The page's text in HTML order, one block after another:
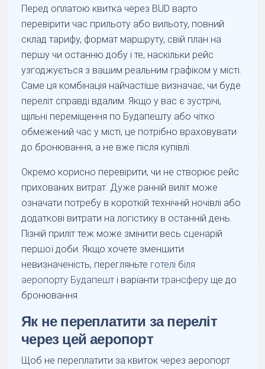
Перед оплатою квитка через BUD варто
перевірити час прильоту або вильоту, повний
склад тарифу, формат маршруту, свій план на
першу чи останню добу і те, наскільки рейс
узгоджується з вашим реальним графіком у місті.
Саме ця комбінація найчастіше визначає, чи буде
переліт справді вдалим. Якщо у вас є зустрічі,
щільні переміщення по Будапешту або чітко
обмежений час у місті, це потрібно враховувати
до бронювання, а не вже після купівлі.
Окремо корисно перевірити, чи не створює рейс
прихованих витрат. Дуже ранній виліт може
означати потребу в короткій технічній ночівлі або
додаткові витрати на логістику в останній день.
Пізній приліт теж може змінити весь сценарій
першої доби. Якщо хочете зменшити
невизначеність, перегляньте готелі біля
аеропорту Будапешт і варіантитрансферу ще до
бронювання.
Як не переплатити за переліт
через цей аеропорт
Щоб не переплатити за квиток через аеропорт